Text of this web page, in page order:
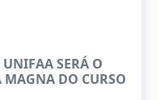
SERÁ O
MAGNA DO CURSO